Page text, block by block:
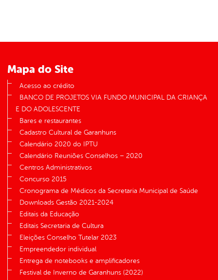
Mapa do Site
Acesso ao crédito
BANCO DE PROJETOS VIA FUNDO MUNICIPAL DA CRIANÇA
E DO ADOLESCENTE
Bares e restaurantes
Cadastro Cultural de Garanhuns
Calendário 2020 do IPTU
Calendário Reuniões Conselhos – 2020
Centros Administrativos
Concurso 2015
Cronograma de Médicos da Secretaria Municipal de Saúde
Downloads Gestão 2021-2024
Editais da Educação
Editais Secretaria de Cultura
Eleições Conselho Tutelar 2023
Empreendedor individual
Entrega de notebooks e amplificadores
Festival de Inverno de Garanhuns (2022)